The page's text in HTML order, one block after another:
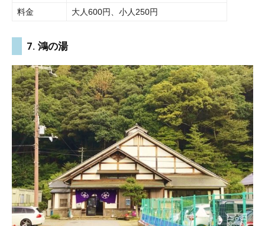
料金
大人600円、小人250円
7. 鴻の湯